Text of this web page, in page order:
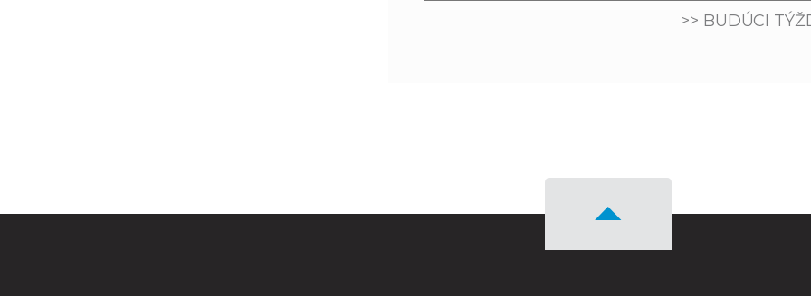
>> BUDÚCI